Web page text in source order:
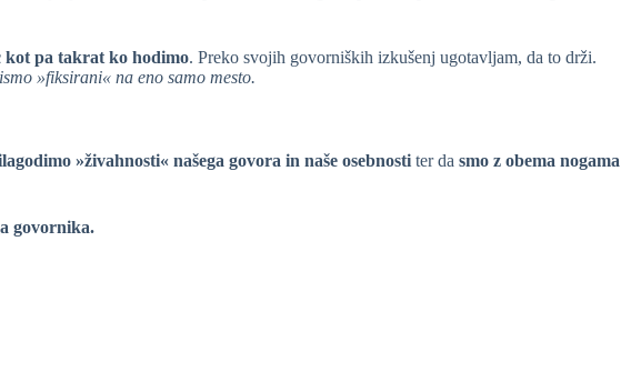
kot pa takrat ko hodimo. Preko svojih govorniških izkušenj ugotavljam, da to drži.
»fiksirani« na eno samo mesto.
»živahnosti« našega govora in naše osebnosti ter da smo z obema nogama
govornika.